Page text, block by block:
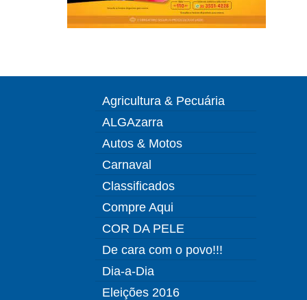
Agricultura & Pecuária
ALGAzarra
Autos & Motos
Carnaval
Classificados
Compre Aqui
COR DA PELE
De cara com o povo!!!
Dia-a-Dia
Eleições 2016